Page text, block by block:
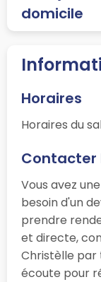
domicile
Horaires
Horaires du
Contacter
Vous avez
besoin d'un
prendre
et directe,
Christèlle par
écoute pour